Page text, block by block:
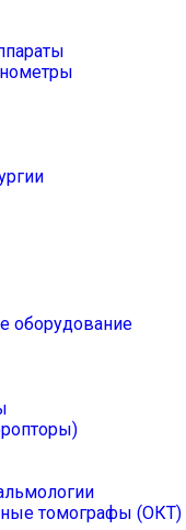
оборудование
томографы (ОКТ)